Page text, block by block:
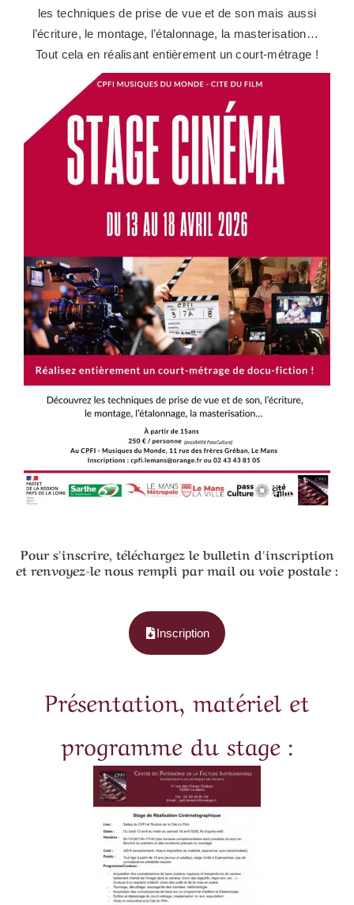
les techniques de prise de vue et de son mais aussi
l’écriture, le montage, l’étalonnage, la masterisation…
Tout cela en réalisant entièrement un court-métrage !
Pour s'inscrire, téléchargez le bulletin d'inscription
et renvoyez-le nous rempli par mail ou voie postale :
Inscription
Présentation, matériel et
programme du stage :